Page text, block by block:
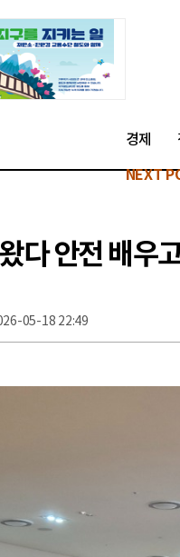
경제
NEXT
다 안전 배우
05-18 22:49